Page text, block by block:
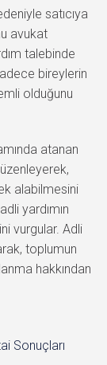
satıcıya
avukat
talebinde
bireylerin
olduğunu
atanan
alabilmesini
yardımın
vurgular. Adli
toplumun
hakkından
Sonuçları